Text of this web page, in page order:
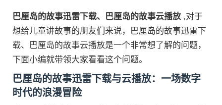
巴厘岛的故事迅雷下载、巴厘岛的故事云播放 ,对于
想给儿童讲故事的朋友们来说，巴厘岛的故事迅雷下
载、巴厘岛的故事云播放是一个非常想了解的问题，
下面小编就带领大家看看这个问题。
巴厘岛的故事迅雷下载与云播放：一场数字
时代的浪漫冒险